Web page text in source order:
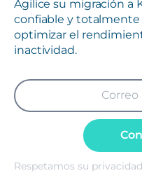
Agilice su migración a
confiable y totalmente
optimizar el
inactividad.
Respetamos su